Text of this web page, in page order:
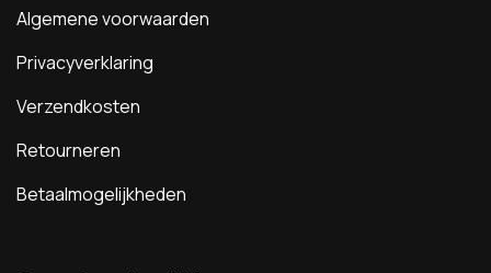
Algemene voorwaarden
Privacyverklaring
Verzendkosten
Retourneren
Betaalmogelijkheden